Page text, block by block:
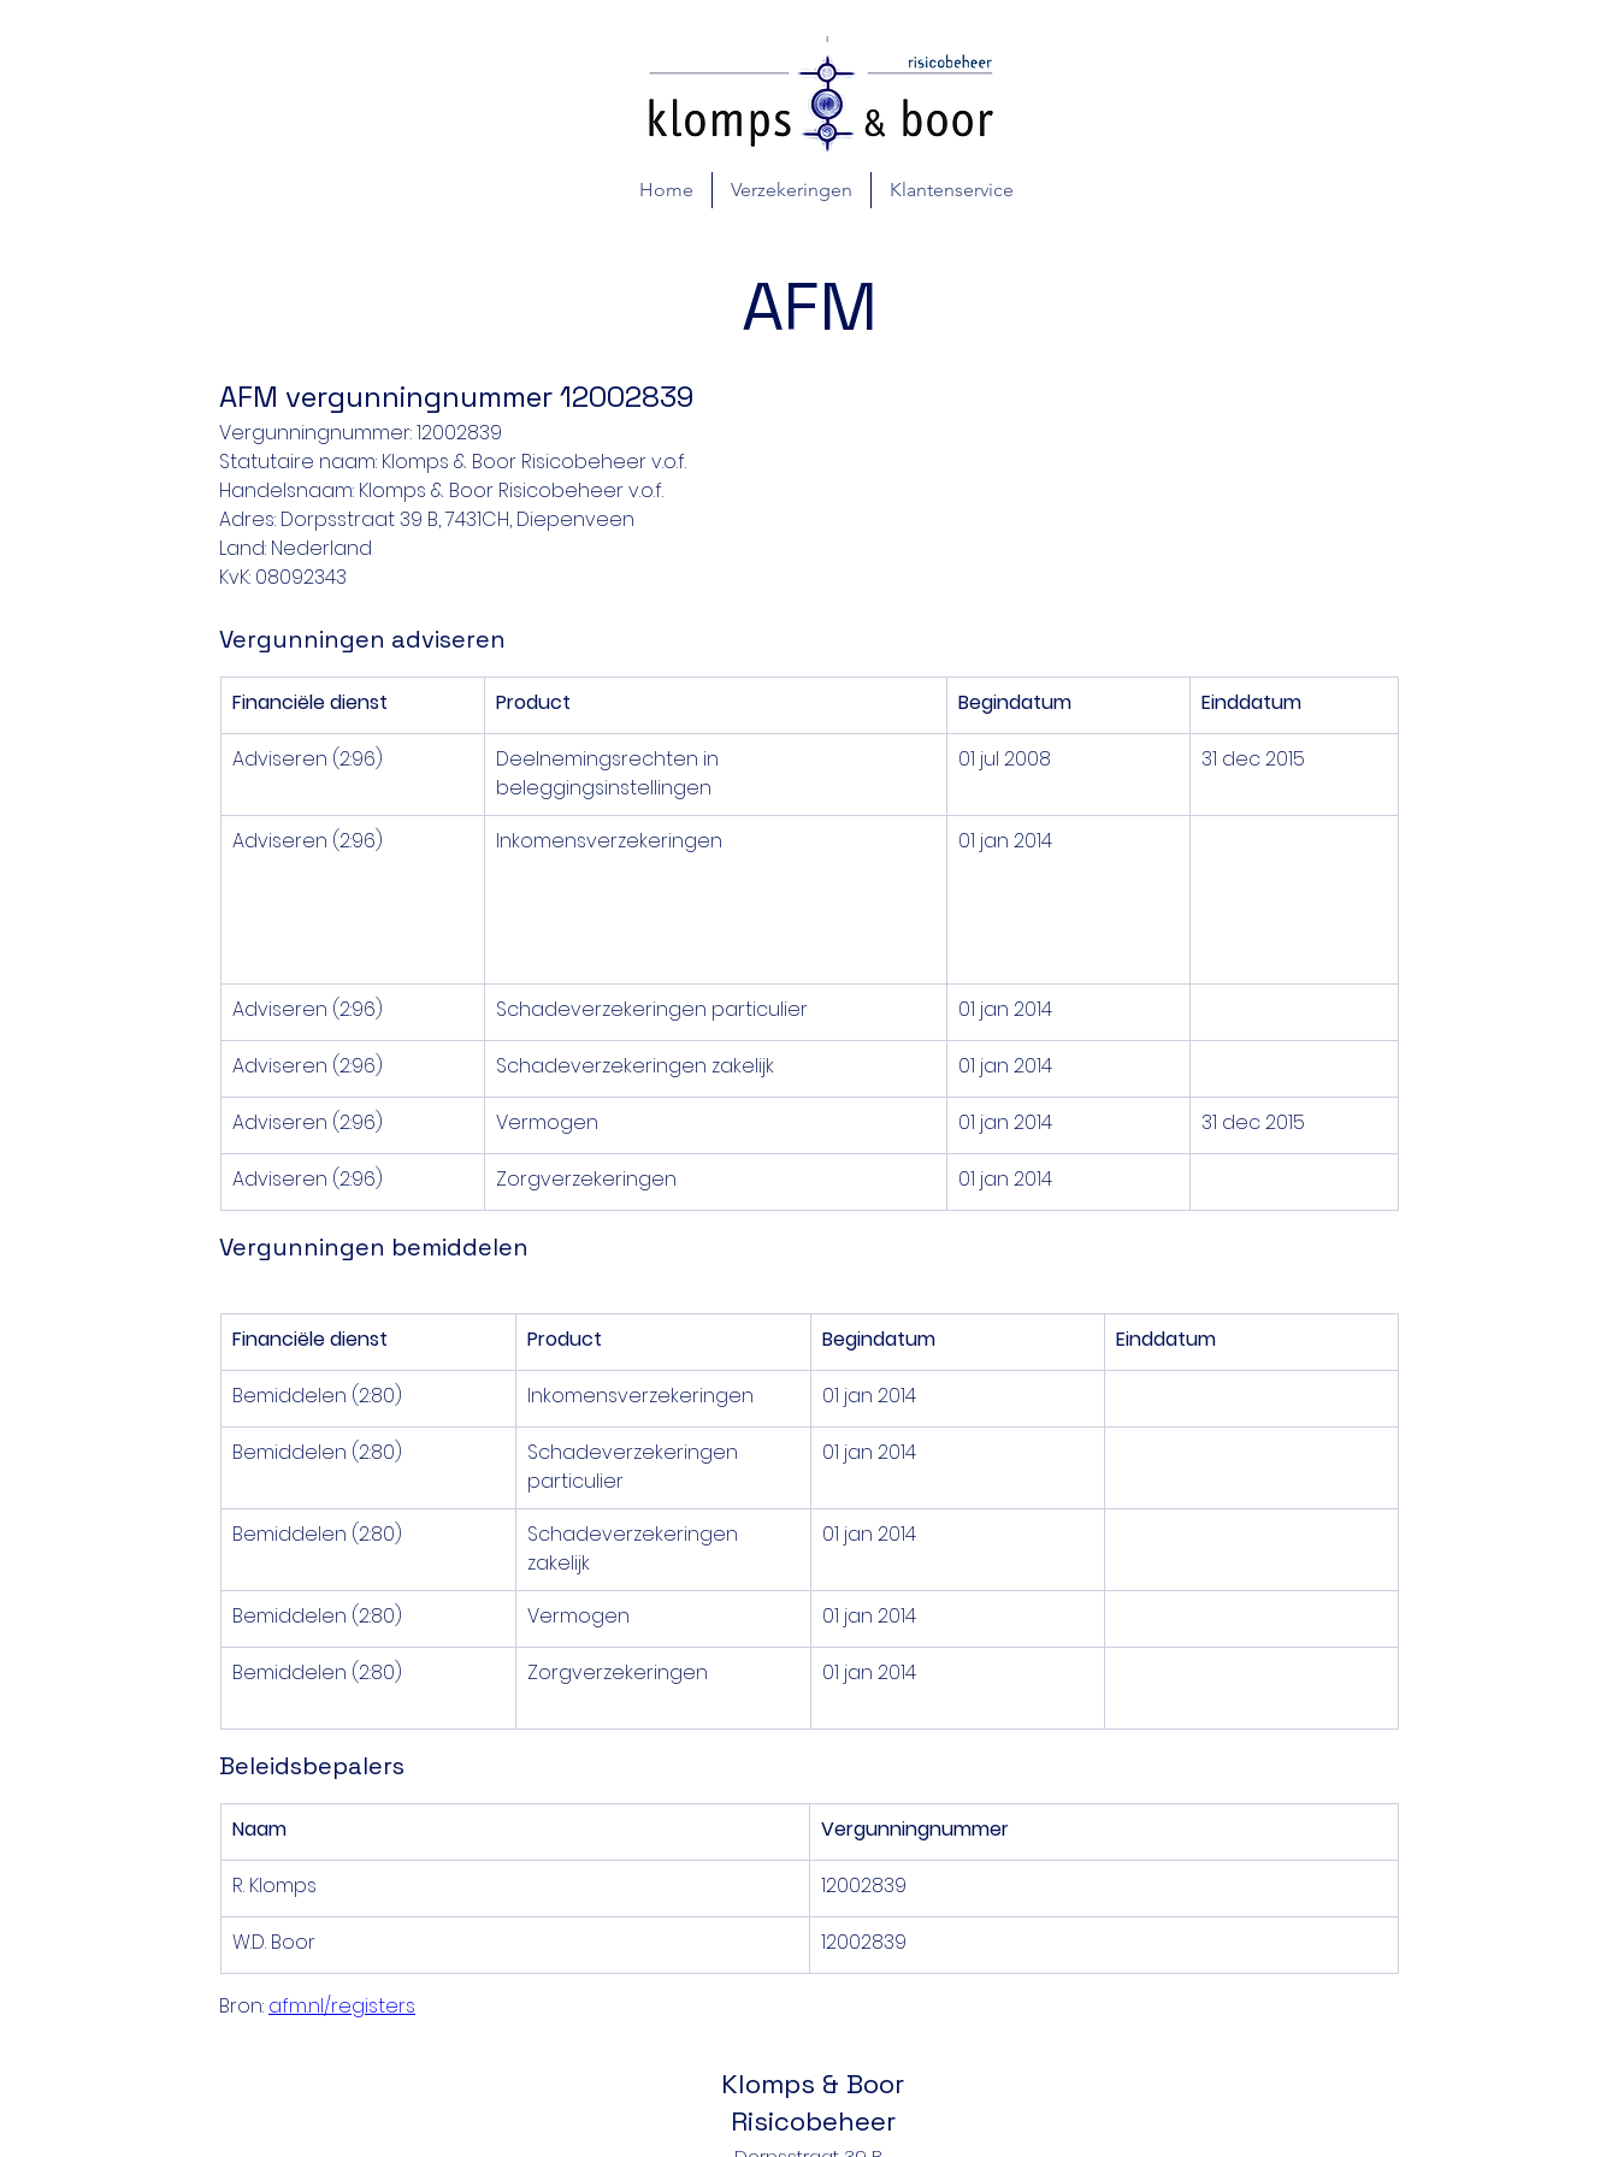
Home Verzekeringen Klantenservice
AFM
AFM vergunningnummer 12002839
Vergunningnummer: 12002839
Statutaire naam: Klomps & Boor Risicobeheer v.o.f.
Handelsnaam: Klomps & Boor Risicobeheer v.o.f.
Adres: Dorpsstraat 39 B, 7431CH, Diepenveen
Land: Nederland
KvK: 08092343
Vergunningen adviseren
Financiële dienst Product Begindatum Einddatum
Adviseren (2:96)
Deelnemingsrechten in
beleggingsinstellingen
01 jul 2008 31 dec 2015
Adviseren (2:96) Inkomensverzekeringen 01 jan 2014
Adviseren (2:96) Schadeverzekeringen particulier 01 jan 2014
Adviseren (2:96) Schadeverzekeringen zakelijk 01 jan 2014
Adviseren (2:96) Vermogen 01 jan 2014 31 dec 2015
Adviseren (2:96) Zorgverzekeringen 01 jan 2014
Vergunningen bemiddelen
Financiële dienst Product Begindatum Einddatum
Bemiddelen (2:80) Inkomensverzekeringen 01 jan 2014
Bemiddelen (2:80)
Schadeverzekeringen
particulier
01 jan 2014
Bemiddelen (2:80)
Schadeverzekeringen
zakelijk
01 jan 2014
Bemiddelen (2:80) Vermogen 01 jan 2014
Bemiddelen (2:80) Zorgverzekeringen 01 jan 2014
Beleidsbepalers
Naam Vergunningnummer
R. Klomps 12002839
W.D. Boor 12002839
Bron: afm.nl/registers
Klomps & Boor
Risicobeheer